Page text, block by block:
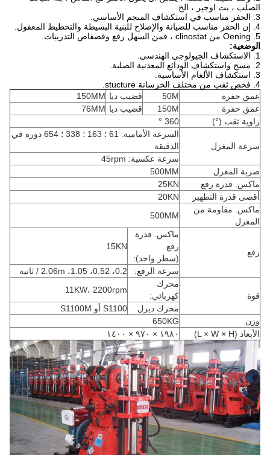
الصلب ، بت اوجير ، الخ.
3. الحفر مناسب في استكشاف المنجم الأساسي.
4. إن الحفر مناسب للصيانة والإصلاح للبنية البسيطة والتخطيط المعقول.
5. Oening من clinostat ، فمن السهل رفع وفضفاض التدريبات.
الوضعية:
1. الاستكشاف الجيولوجي الهندسي.
2. مسح واستكشاف الودائع المعدنية الصلبة.
3. استكشاف الألغام الأساسية.
4. فحص ثقب من مختلف الخرسانة stucture.
عمق حفرة
50M قضيب ديا 150MM
عمق حفرة
150M قضيب ديا 76MM
زاوية ثقب (°)
360 °
سرعة المغزل
السرعة الأمامية: 61 ؛ 163 ؛ 338 ؛ 654 دورة في
الدقيقة
سرعة عكسية: 45rpm
ضربة المغزل
500MM
ماكس. قدرة رفع
25KN
أقصى قدرة التطهير
20KN
ماكس. مقاومة من
المغزل
500MM
رفع
ماكس. قدرة
رفع
(سطر واحد):
15KN
سرعة الرفع: 0.2، 0.52، 1.05، 2.06m / ثانية
قوة
محرك
كهربائي:
11KW، 2200rpm
محرك ديزل
S1100 أو S1100M
وزن
650KG
الأبعاد (L × W × H)
١٩٨٠ × ٩٧٠ × ١٤٠٠